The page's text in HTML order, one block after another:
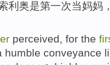
利奥是第一次当妈妈
perceived, for the
humble conveyance